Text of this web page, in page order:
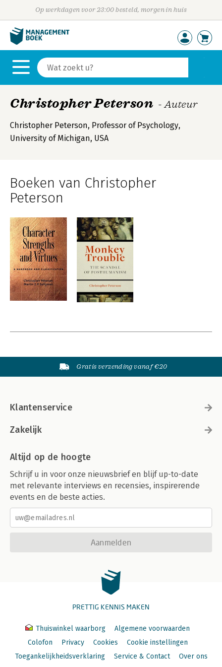
Op werkdagen voor 23:00 besteld, morgen in huis
Christopher Peterson - Auteur
Christopher Peterson, Professor of Psychology,
University of Michigan, USA
Boeken van Christopher
Peterson
Gratis verzending vanaf €20
Klantenservice
Zakelijk
Altijd op de hoogte
Schrijf u in voor onze nieuwsbrief en blijf up-to-date
met relevante interviews en recensies, inspirerende
events en de beste acties.
Aanmelden
PRETTIG KENNIS MAKEN
Thuiswinkel waarborg
Algemene voorwaarden
Colofon
Privacy Cookies
Cookie instellingen
Toegankelijkheidsverklaring
Service & Contact Over ons